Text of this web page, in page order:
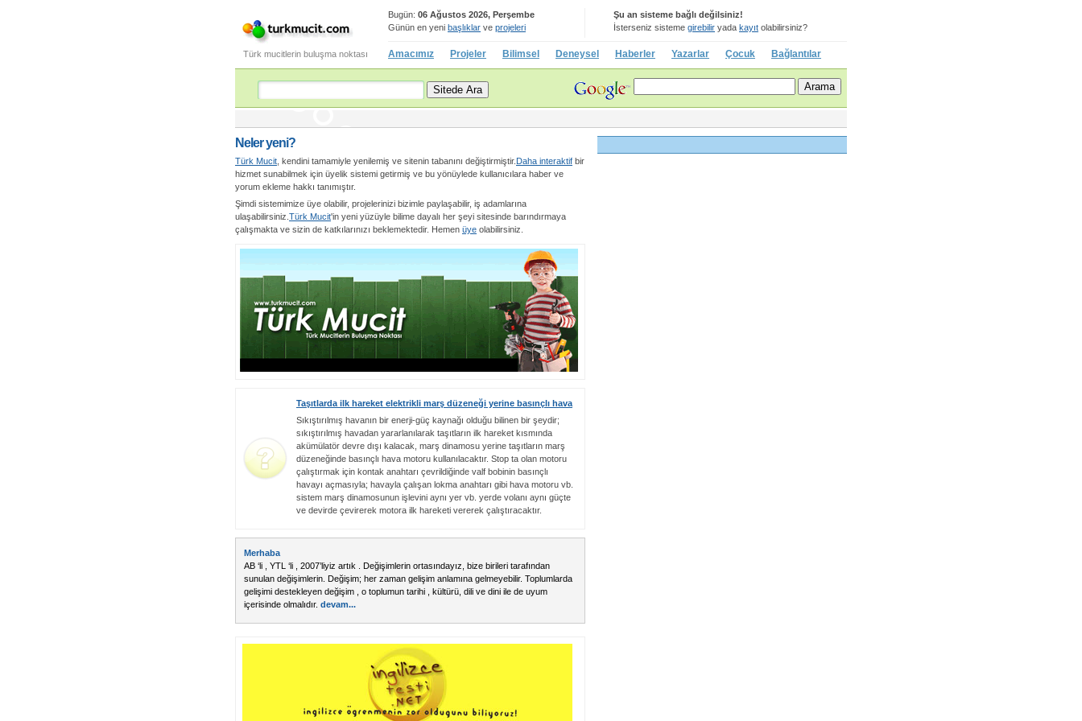
Şu an sisteme bağlı değilsiniz!
İsterseniz sisteme girebilir yada kayıt olabilirsiniz?
Bugün: 06 Ağustos 2026, Perşembe
Günün en yeni başlıklar ve projeleri
Türk mucitlerin buluşma noktası Amacımız Projeler Bilimsel Deneysel Haberler Yazarlar Çocuk Bağlantılar
Neler yeni?
Türk Mucit , kendini tamamiyle yenilemiş ve sitenin tabanını değiştirmiştir. Daha interaktif bir
hizmet sunabilmek için üyelik sistemi getirmiş ve bu yönüylede kullanıcılara haber ve
yorum ekleme hakkı tanımıştır.
Şimdi sistemimize üye olabilir, projelerinizi bizimle paylaşabilir, iş adamlarına
ulaşabilirsiniz. Türk Mucit'in yeni yüzüyle bilime dayalı her şeyi sitesinde barındırmaya
çalışmakta ve sizin de katkılarınızı beklemektedir. Hemen üye olabilirsiniz.
Taşıtlarda ilk hareket elektrikli marş düzeneği yerine basınçlı hava
Sıkıştırılmış havanın bir enerji-güç kaynağı olduğu bilinen bir şeydir;
sıkıştırılmış havadan yararlanılarak taşıtların ilk hareket kısmında
akümülatör devre dışı kalacak, marş dinamosu yerine taşıtların marş
düzeneğinde basınçlı hava motoru kullanılacaktır. Stop ta olan motoru
çalıştırmak için kontak anahtarı çevrildiğinde valf bobinin basınçlı
havayı açmasıyla; havayla çalışan lokma anahtarı gibi hava motoru vb.
sistem marş dinamosunun işlevini aynı yer vb. yerde volanı aynı güçte
ve devirde çevirerek motora ilk hareketi vererek çalıştıracaktır.
Merhaba
AB ‘li , YTL ‘li , 2007’liyiz artık . Değişimlerin ortasındayız, bize birileri tarafından
sunulan değişimlerin. Değişim; her zaman gelişim anlamına gelmeyebilir. Toplumlarda
gelişimi destekleyen değişim , o toplumun tarihi , kültürü, dili ve dini ile de uyum
içerisinde olmalıdır. devam...